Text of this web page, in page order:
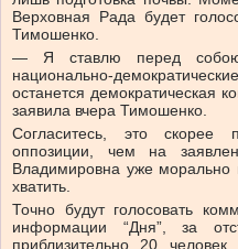
Верховная Рада будет
Тимошенко.
— Я ставлю перед собою
национально-
останется демократическая
заявила вчера Тимошенко.
Согласитесь, это скорее
оппозиции, чем на
Владимировна уже морально
хватить.
Точно будут голосовать
информации “Дня”, за
приблизительно 20